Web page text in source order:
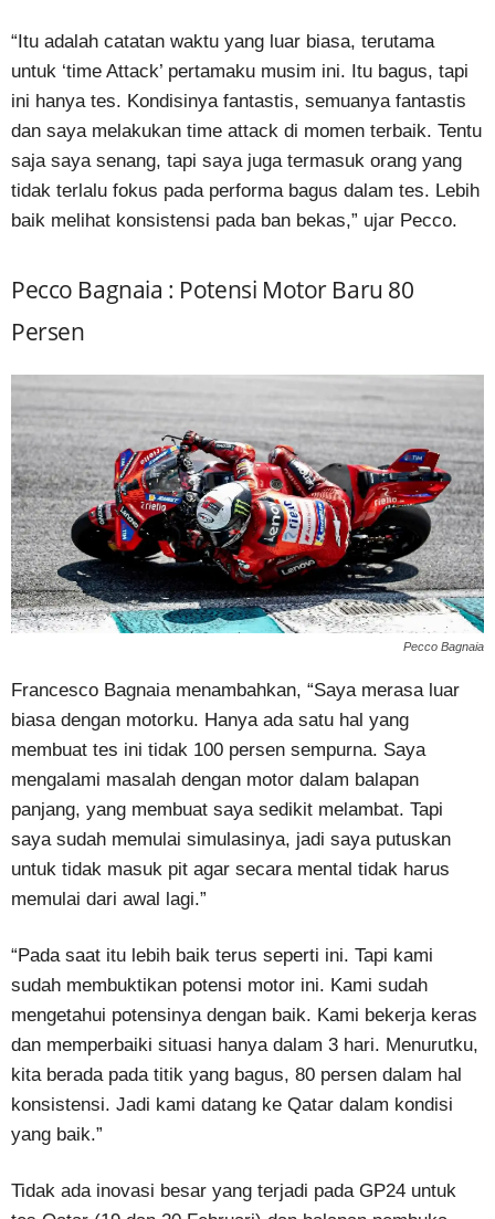
“Itu adalah catatan waktu yang luar biasa, terutama
untuk ‘time Attack’ pertamaku musim ini. Itu bagus, tapi
ini hanya tes. Kondisinya fantastis, semuanya fantastis
dan saya melakukan time attack di momen terbaik. Tentu
saja saya senang, tapi saya juga termasuk orang yang
tidak terlalu fokus pada performa bagus dalam tes. Lebih
baik melihat konsistensi pada ban bekas,” ujar Pecco.
Pecco Bagnaia : Potensi Motor Baru 80
Persen
Pecco Bagnaia
Francesco Bagnaia menambahkan, “Saya merasa luar
biasa dengan motorku. Hanya ada satu hal yang
membuat tes ini tidak 100 persen sempurna. Saya
mengalami masalah dengan motor dalam balapan
panjang, yang membuat saya sedikit melambat. Tapi
saya sudah memulai simulasinya, jadi saya putuskan
untuk tidak masuk pit agar secara mental tidak harus
memulai dari awal lagi.”
“Pada saat itu lebih baik terus seperti ini. Tapi kami
sudah membuktikan potensi motor ini. Kami sudah
mengetahui potensinya dengan baik. Kami bekerja keras
dan memperbaiki situasi hanya dalam 3 hari. Menurutku,
kita berada pada titik yang bagus, 80 persen dalam hal
konsistensi. Jadi kami datang ke Qatar dalam kondisi
yang baik.”
Tidak ada inovasi besar yang terjadi pada GP24 untuk